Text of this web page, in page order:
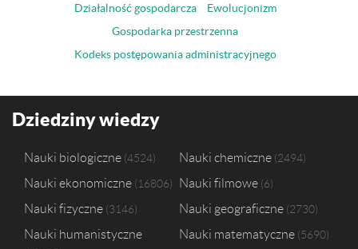
Działalność gospodarcza
Ewolucjonizm
Gospodarka przestrzenna
Kodeks postępowania administracyjnego
Dziedziny wiedzy
Nauki biologiczne 4524 Nauki chemiczne 2494
Nauki ekonomiczne 16806 Nauki filmowe 6
Nauki fizyczne 3146 Nauki geograficzne 2730
Nauki humanistyczne Nauki matematyczne 5690